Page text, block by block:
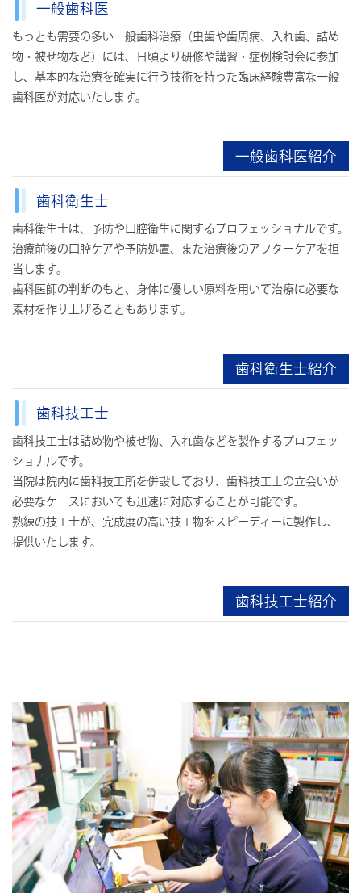
一般歯科医
もっとも需要の多い一般歯科治療（虫歯や歯周病、入れ歯、詰め
物・被せ物など）には、日頃より研修や講習・症例検討会に参加
し、基本的な治療を確実に行う技術を持った臨床経験豊富な一般
歯科医が対応いたします。
一般歯科医紹介
歯科衛生士
歯科衛生士は、予防や口腔衛生に関するプロフェッショナルです。
治療前後の口腔ケアや予防処置、また治療後のアフターケアを担
当します。
歯科医師の判断のもと、身体に優しい原料を用いて治療に必要な
素材を作り上げることもあります。
歯科衛生士紹介
歯科技工士
歯科技工士は詰め物や被せ物、入れ歯などを製作するプロフェッ
ショナルです。
当院は院内に歯科技工所を併設しており、歯科技工士の立会いが
必要なケースにおいても迅速に対応することが可能です。
熟練の技工士が、完成度の高い技工物をスピーディーに製作し、
提供いたします。
歯科技工士紹介